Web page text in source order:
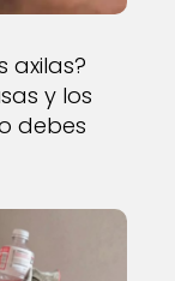
axilas?
y los
debes